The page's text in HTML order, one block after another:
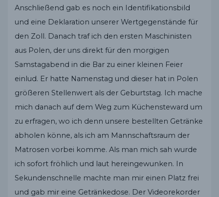
Anschließend gab es noch ein Identifikationsbild
und eine Deklaration unserer Wertgegenstände für
den Zoll. Danach traf ich den ersten Maschinisten
aus Polen, der uns direkt für den morgigen
Samstagabend in die Bar zu einer kleinen Feier
einlud. Er hatte Namenstag und dieser hat in Polen
größeren Stellenwert als der Geburtstag. Ich mache
mich danach auf dem Weg zum Küchensteward um
zu erfragen, wo ich denn unsere bestellten Getränke
abholen könne, als ich am Mannschaftsraum der
Matrosen vorbei komme. Als man mich sah wurde
ich sofort fröhlich und laut hereingewunken. In
Sekundenschnelle machte man mir einen Platz frei
und gab mir eine Getränkedose. Der Videorekorder